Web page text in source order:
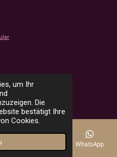
um Ihr
Die
bestätigt Ihre
Cookies.
WhatsApp